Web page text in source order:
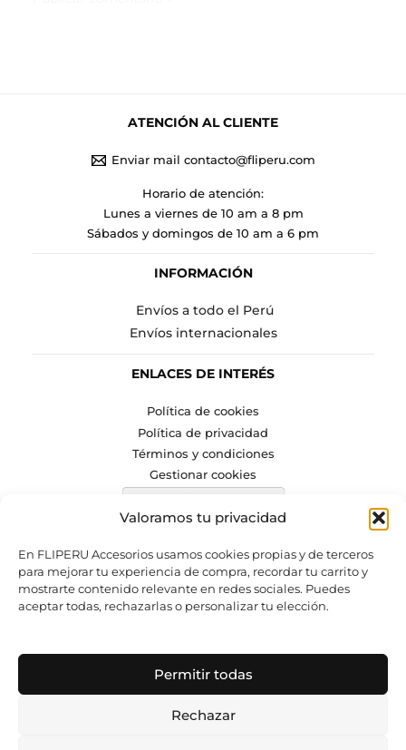
Valoramos tu privacidad
En FLIPERU Accesorios usamos cookies propias y de terceros
para mejorar tu experiencia de compra, recordar tu carrito y
mostrarte contenido relevante en redes sociales. Puedes
aceptar todas, rechazarlas o personalizar tu elección.
Permitir todas
Rechazar
ATENCIÓN AL CLIENTE
Enviar mail contacto@fliperu.com
Horario de atención:
Lunes a viernes de 10 am a 8 pm
Sábados y domingos de 10 am a 6 pm
INFORMACIÓN
Envíos a todo el Perú
Envíos internacionales
ENLACES DE INTERÉS
Política de cookies
Política de privacidad
Términos y condiciones
Gestionar cookies